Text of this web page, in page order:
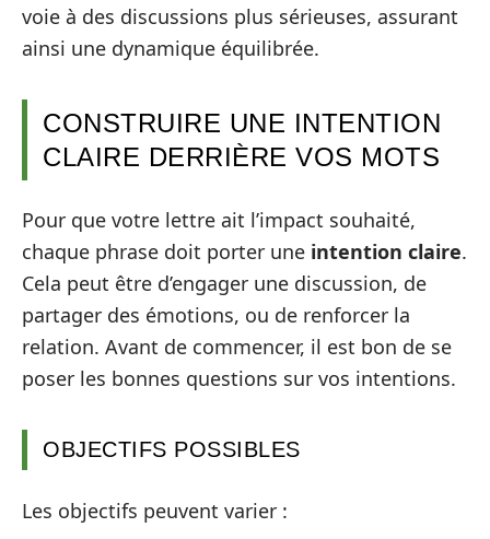
voie à des discussions plus sérieuses, assurant
ainsi une dynamique équilibrée.
CONSTRUIRE UNE INTENTION
CLAIRE DERRIÈRE VOS MOTS
Pour que votre lettre ait l’impact souhaité,
chaque phrase doit porter une intention claire.
Cela peut être d’engager une discussion, de
partager des émotions, ou de renforcer la
relation. Avant de commencer, il est bon de se
poser les bonnes questions sur vos intentions.
OBJECTIFS POSSIBLES
Les objectifs peuvent varier :